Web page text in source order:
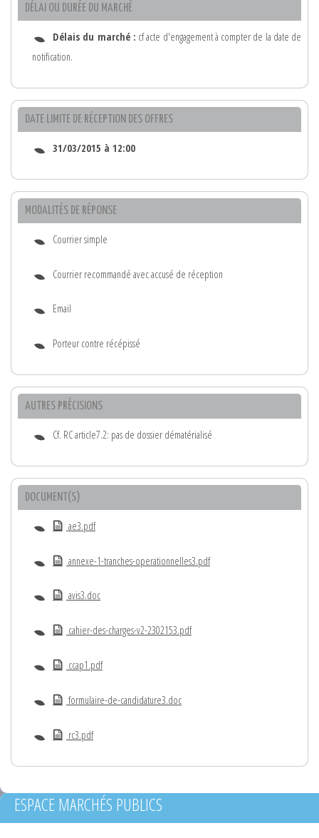
DÉLAI OU DURÉE DU MARCHÉ
Délais du marché : cf acte d'engagement à compter de la date de
notification.
DATE LIMITE DE RÉCEPTION DES OFFRES
31/03/2015 à 12:00
MODALITÉS DE RÉPONSE
Courrier simple
Courrier recommandé avec accusé de réception
Email
Porteur contre récépissé
AUTRES PRÉCISIONS
Cf. RC article7.2: pas de dossier dématérialisé
DOCUMENT(S)
ae3.pdf
annexe-1-tranches-operationnelles3.pdf
avis3.doc
cahier-des-charges-v2-2302153.pdf
ccap1.pdf
formulaire-de-candidature3.doc
rc3.pdf
ESPACE MARCHÉS PUBLICS